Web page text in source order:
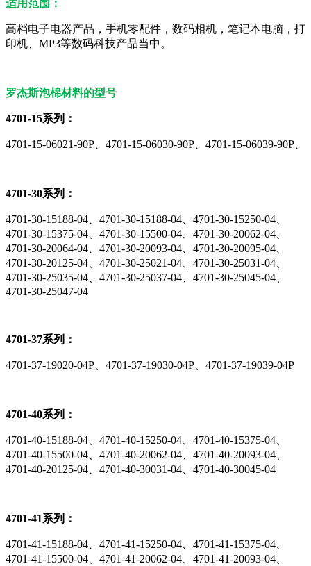
适用范围：
高档电子电器产品，手机零配件，数码相机，笔记本电脑，打
印机、MP3等数码科技产品当中。
罗杰斯泡棉材料的型号
4701-15系列：
4701-15-06021-90P、4701-15-06030-90P、4701-15-06039-90P、
4701-30系列：
4701-30-15188-04、4701-30-15188-04、4701-30-15250-04、
4701-30-15375-04、4701-30-15500-04、4701-30-20062-04、
4701-30-20064-04、4701-30-20093-04、4701-30-20095-04、
4701-30-20125-04、4701-30-25021-04、4701-30-25031-04、
4701-30-25035-04、4701-30-25037-04、4701-30-25045-04、
4701-30-25047-04
4701-37系列：
4701-37-19020-04P、4701-37-19030-04P、4701-37-19039-04P
4701-40系列：
4701-40-15188-04、4701-40-15250-04、4701-40-15375-04、
4701-40-15500-04、4701-40-20062-04、4701-40-20093-04、
4701-40-20125-04、4701-40-30031-04、4701-40-30045-04
4701-41系列：
4701-41-15188-04、4701-41-15250-04、4701-41-15375-04、
4701-41-15500-04、4701-41-20062-04、4701-41-20093-04、